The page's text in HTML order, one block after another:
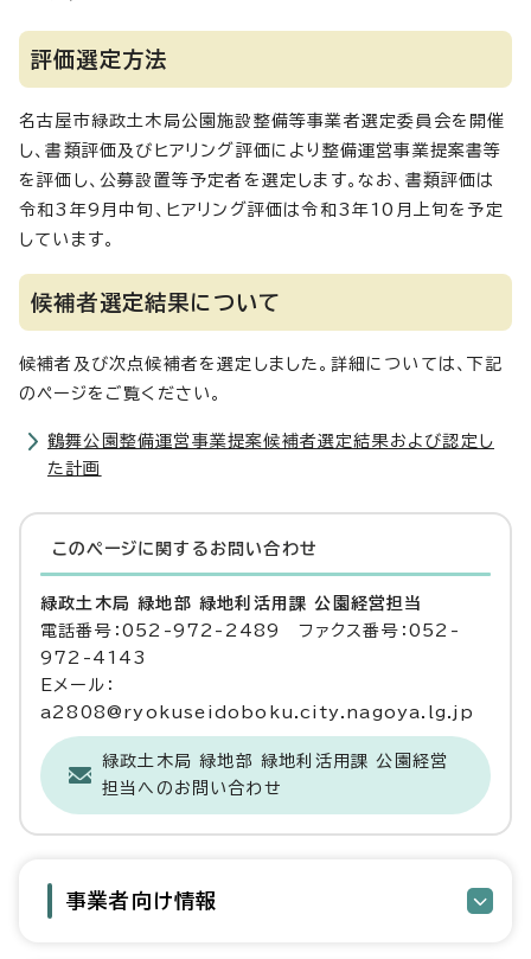
評価選定方法
名古屋市緑政土木局公園施設整備等事業者選定委員会を開催
し、書類評価及びヒアリング評価により整備運営事業提案書等
を評価し、公募設置等予定者を選定します。なお、書類評価は
令和3年9月中旬、ヒアリング評価は令和3年10月上旬を予定
しています。
候補者選定結果について
候補者及び次点候補者を選定しました。詳細については、下記
のページをご覧ください。
鶴舞公園整備運営事業提案候補者選定結果および認定し
た計画
このページに関する お問い合わせ
緑政土木局 緑地部 緑地利活用課 公園経営担当
電話番号：052-972-2489 ファクス番号：052-
972-4143
Eメール：
a2808@ryokuseidoboku.city.nagoya.lg.jp
緑政土木局 緑地部 緑地利活用課 公園経営
担当へのお問い合わせ
事業者向け情報